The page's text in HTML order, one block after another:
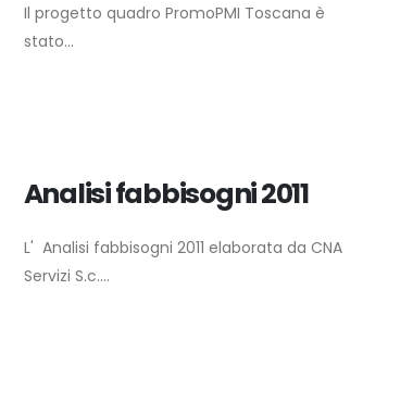
Il progetto quadro PromoPMI Toscana è
stato...
Analisi fabbisogni 2011
L' Analisi fabbisogni 2011 elaborata da CNA
Servizi S.c....